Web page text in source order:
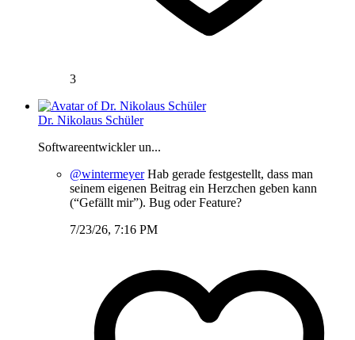
3
Dr. Nikolaus Schüler
Softwareentwickler un...
@wintermeyerHab gerade festgestellt, dass man
seinem eigenen Beitrag ein Herzchen geben kann
(“Gefällt mir”). Bug oder Feature?
7/23/26, 7:16 PM